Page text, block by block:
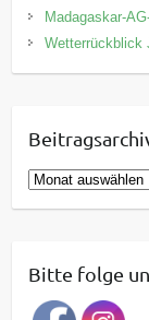
Madagaskar-
Wetterrückblick
B
e
r
a
Bitte folge